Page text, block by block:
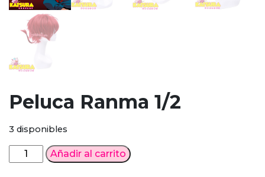
Peluca Ranma 1/2
3 disponibles
Peluca
Ranma
Añadir al carrito